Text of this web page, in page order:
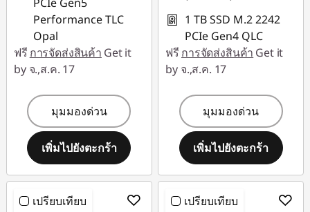
Performance TLC
Opal
ฟรี การจัดส่งสินค้า Get it
by จ.,ส.ค. 17
มุมมองด่วน
เพิ่มไปยังตะกร้า
1 TB SSD M.2 2242
PCIe Gen4 QLC
ฟรี การจัดส่งสินค้า Get it
by จ.,ส.ค. 17
มุมมองด่วน
เพิ่มไปยังตะกร้า
เปรียบเทียบ เปรียบเทียบ